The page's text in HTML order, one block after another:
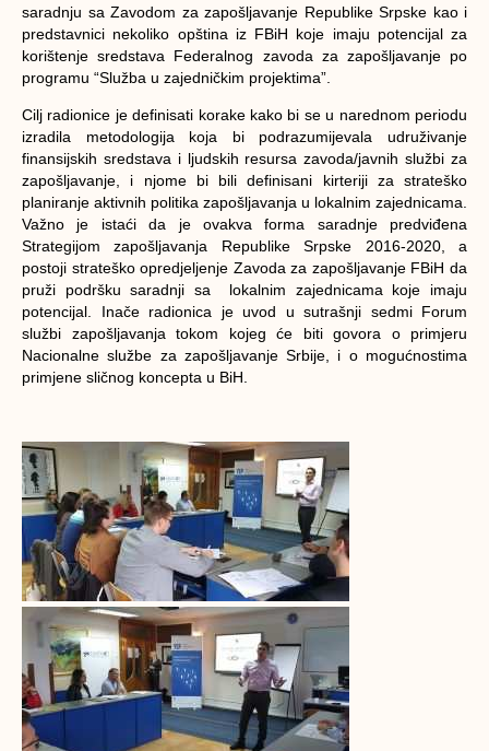
saradnju sa Zavodom za zapošljavanje Republike Srpske kao i
predstavnici nekoliko opština iz FBiH koje imaju potencijal za
korištenje sredstava Federalnog zavoda za zapošljavanje po
programu “Služba u zajedničkim projektima”.
Cilj radionice je definisati korake kako bi se u narednom periodu
izradila metodologija koja bi podrazumijevala udruživanje
finansijskih sredstava i ljudskih resursa zavoda/javnih službi za
zapošljavanje, i njome bi bili definisani kirteriji za strateško
planiranje aktivnih politika zapošljavanja u lokalnim zajednicama.
Važno je istaći da je ovakva forma saradnje predviđena
Strategijom zapošljavanja Republike Srpske 2016-2020, a
postoji strateško opredjeljenje Zavoda za zapošljavanje FBiH da
pruži podršku saradnji sa lokalnim zajednicama koje imaju
potencijal. Inače radionica je uvod u sutrašnji sedmi Forum
službi zapošljavanja tokom kojeg će biti govora o primjeru
Nacionalne službe za zapošljavanje Srbije, i o mogućnostima
primjene sličnog koncepta u BiH.